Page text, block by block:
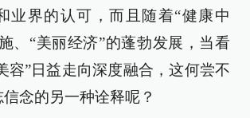
业界的认可，而且随着“健康中
、“美丽经济”的蓬勃发展，当看
容”日益走向深度融合，这何尝不
念的另一种诠释呢？